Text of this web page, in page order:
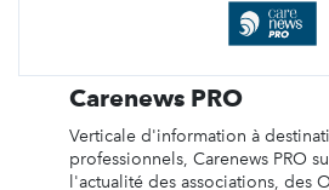
Carenews PRO
Verticale d'information à
professionnels, Carenews PRO
l'actualité des associations, des